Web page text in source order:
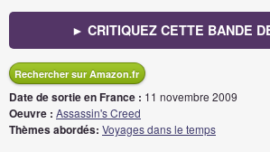
► CRITIQUEZ CETTE BANDE
Rechercher sur Amazon.fr
Date de sortie en France : 11 novembre 2009
Oeuvre : Assassin's Creed
Thèmes abordés: Voyages dans le temps